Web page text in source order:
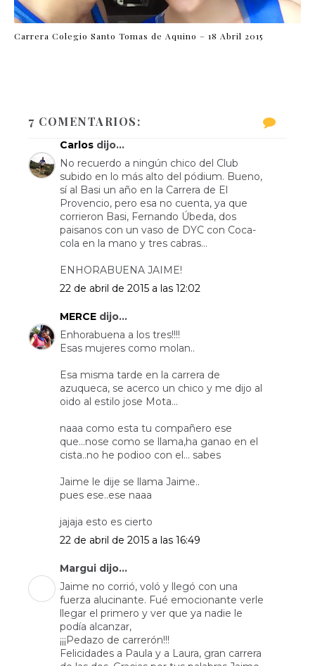
Carrera Colegio Santo Tomas de Aquino – 18 Abril 2015
7 COMENTARIOS:
Carlos dijo...
No recuerdo a ningún chico del Club
subido en lo más alto del pódium. Bueno,
sí al Basi un año en la Carrera de El
Provencio, pero esa no cuenta, ya que
corrieron Basi, Fernando Úbeda, dos
paisanos con un vaso de DYC con Coca-
cola en la mano y tres cabras...
ENHORABUENA JAIME!
22 de abril de 2015 a las 12:02
MERCE dijo...
Enhorabuena a los tres!!!!
Esas mujeres como molan..
Esa misma tarde en la carrera de
azuqueca, se acerco un chico y me dijo al
oido al estilo jose Mota...
naaa como esta tu compañero ese
que...nose como se llama,ha ganao en el
cista..no he podioo con el... sabes
Jaime le dije se llama Jaime..
pues ese..ese naaa
jajaja esto es cierto
22 de abril de 2015 a las 16:49
Margui dijo...
Jaime no corrió, voló y llegó con una
fuerza alucinante. Fué emocionante verle
llegar el primero y ver que ya nadie le
podía alcanzar,
¡¡¡Pedazo de carrerón!!!
Felicidades a Paula y a Laura, gran carrera